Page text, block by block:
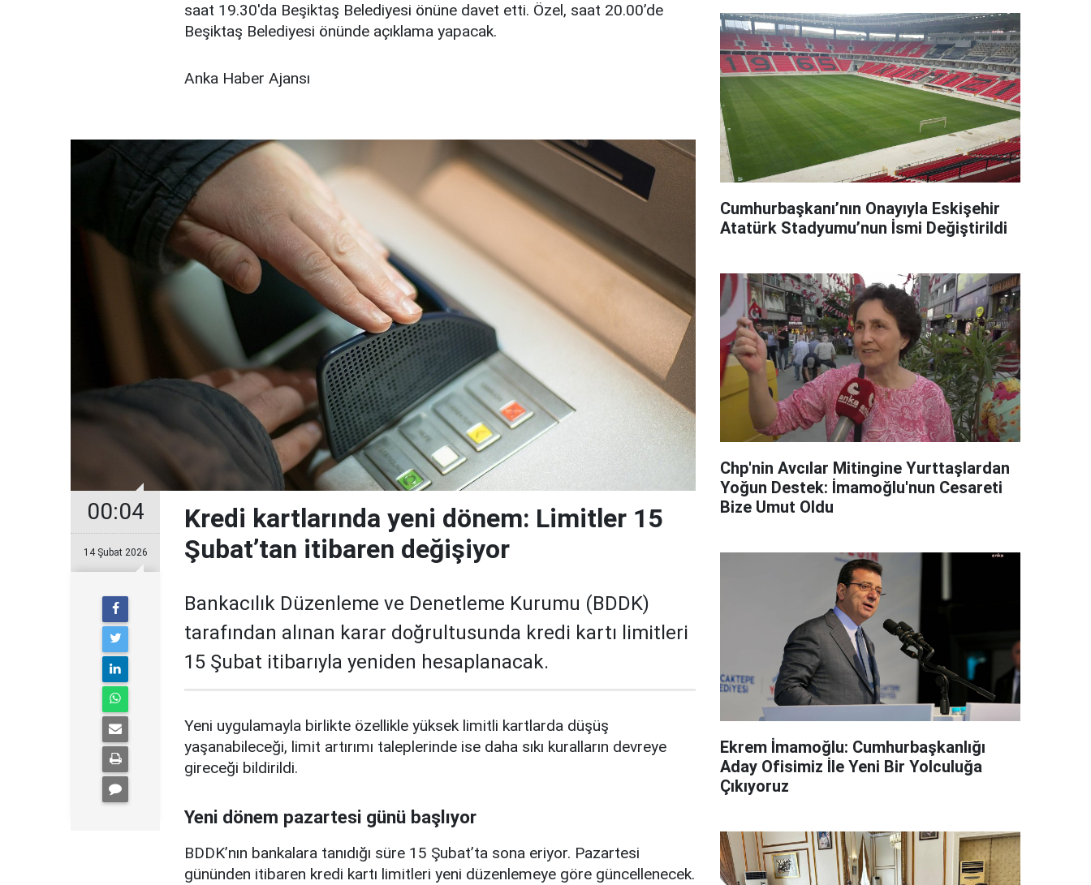
saat 19.30'da Beşiktaş Belediyesi önüne davet etti. Özel, saat 20.00’de
Beşiktaş Belediyesi önünde açıklama yapacak.
Anka Haber Ajansı
00:04
14 Şubat 2026
Kredi kartlarında yeni dönem: Limitler 15
Şubat’tan itibaren değişiyor
Bankacılık Düzenleme ve Denetleme Kurumu (BDDK)
tarafından alınan karar doğrultusunda kredi kartı limitleri
15 Şubat itibarıyla yeniden hesaplanacak.
Yeni uygulamayla birlikte özellikle yüksek limitli kartlarda düşüş
yaşanabileceği, limit artırımı taleplerinde ise daha sıkı kuralların devreye
gireceği bildirildi.
Yeni dönem pazartesi günü başlıyor
BDDK’nın bankalara tanıdığı süre 15 Şubat’ta sona eriyor. Pazartesi
gününden itibaren kredi kartı limitleri yeni düzenlemeye göre güncellenecek.
Cumhurbaşkanı’nın Onayıyla Eskişehir
Atatürk Stadyumu’nun İsmi Değiştirildi
Chp'nin Avcılar Mitingine Yurttaşlardan
Yoğun Destek: İmamoğlu'nun Cesareti
Bize Umut Oldu
Ekrem İmamoğlu: Cumhurbaşkanlığı
Aday Ofisimiz İle Yeni Bir Yolculuğa
Çıkıyoruz